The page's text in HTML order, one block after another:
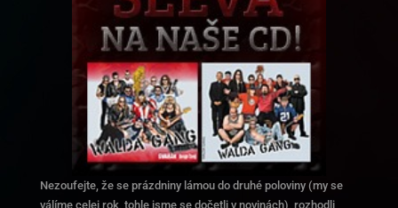
Nezoufejte, že se prázdniny lámou do druhé poloviny (my se
válíme celej rok, tohle jsme se dočetli v novinách), rozhodli